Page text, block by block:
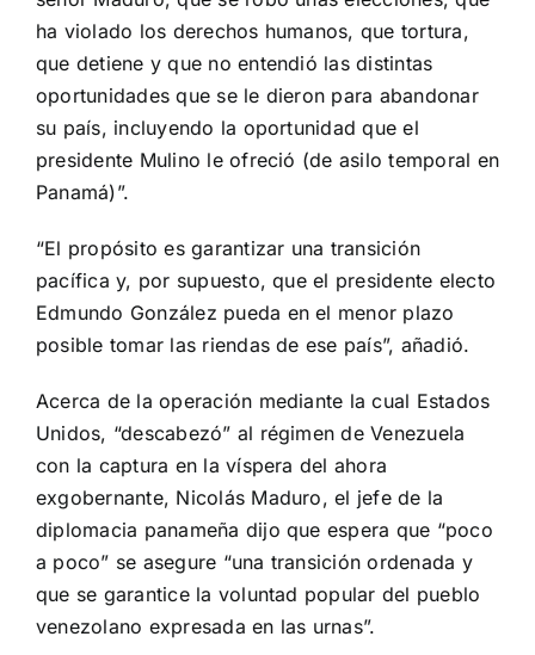
ha violado los derechos humanos, que tortura,
que detiene y que no entendió las distintas
oportunidades que se le dieron para abandonar
su país, incluyendo la oportunidad que el
presidente Mulino le ofreció (de asilo temporal en
Panamá)”.
“El propósito es garantizar una transición
pacífica y, por supuesto, que el presidente electo
Edmundo González pueda en el menor plazo
posible tomar las riendas de ese país”, añadió.
Acerca de la operación mediante la cual Estados
Unidos, “descabezó” al régimen de Venezuela
con la captura en la víspera del ahora
exgobernante, Nicolás Maduro, el jefe de la
diplomacia panameña dijo que espera que “poco
a poco” se asegure “una transición ordenada y
que se garantice la voluntad popular del pueblo
venezolano expresada en las urnas”.